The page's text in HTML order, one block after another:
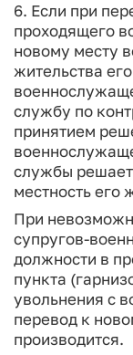
6. Если при
проходящего
новому месту
жительства
службу по
принятием
службы
местность
При
супругов-
должности в
пункта
увольнения с
перевод к
производится.